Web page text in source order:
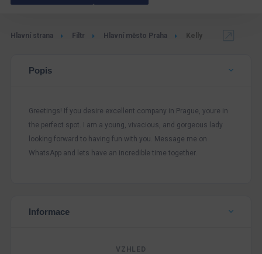
Hlavní strana Filtr Hlavní město Praha Kelly
Popis
Greetings! If you desire excellent company in Prague, youre in
the perfect spot. I am a young, vivacious, and gorgeous lady
looking forward to having fun with you. Message me on
WhatsApp and lets have an incredible time together.
Informace
VZHLED